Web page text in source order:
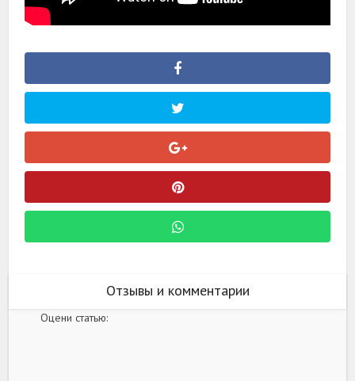
Отзывы и комментарии
Оцени статью: